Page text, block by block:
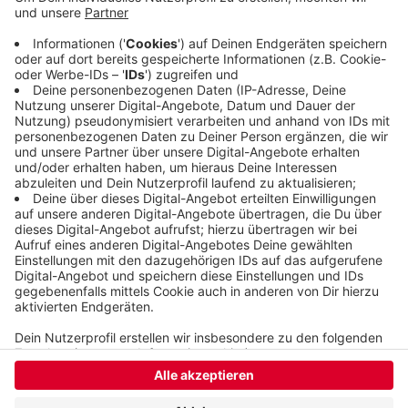
Wissenschaftlern dann möglich, neue Techniken zu
entwickeln, komplexe Berechnungen
durchzuführen und sehr große Datenmengen zu
verarbeiten.
Veröffentlicht:Montag, 11.11.2019 16:08
Anzeige
Anzeige